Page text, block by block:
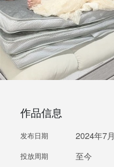
作品信息
发布日期 2024年7月
投放周期 至今